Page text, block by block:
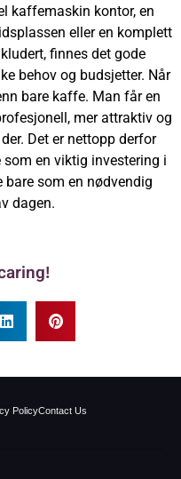
kaffemaskin kontor, en
eller en komplett
finnes det gode
behov og budsjetter. Når
bare kaffe. Man får en
mer attraktiv og
Det er nettopp derfor
en viktig investering i
bare som en nødvendig
dagen.
PolicyContact Us